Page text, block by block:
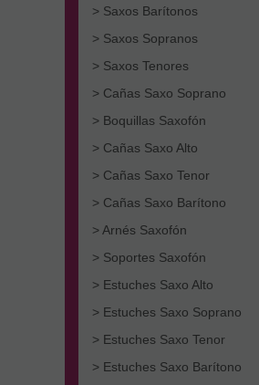
> Saxos Barítonos
> Saxos Sopranos
> Saxos Tenores
> Cañas Saxo Soprano
> Boquillas Saxofón
> Cañas Saxo Alto
> Cañas Saxo Tenor
> Cañas Saxo Barítono
> Arnés Saxofón
> Soportes Saxofón
> Estuches Saxo Alto
> Estuches Saxo Soprano
> Estuches Saxo Tenor
> Estuches Saxo Barítono